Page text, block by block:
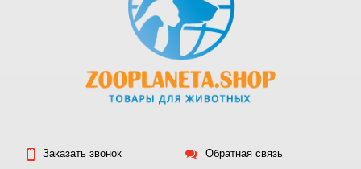
Заказать звонок Обратная связь